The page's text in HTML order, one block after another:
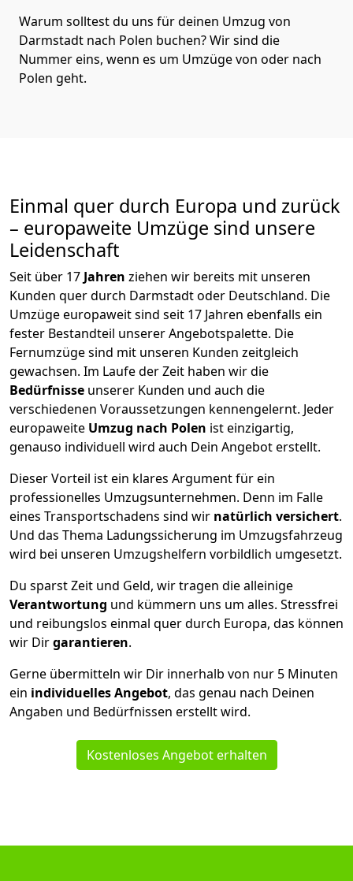
Warum solltest du uns für deinen Umzug von
Darmstadt nach Polen buchen? Wir sind die
Nummer eins, wenn es um Umzüge von oder nach
Polen geht.
Einmal quer durch Europa und zurück
– europaweite Umzüge sind unsere
Leidenschaft
Seit über 17 Jahren ziehen wir bereits mit unseren
Kunden quer durch Darmstadtoder Deutschland. Die
Umzüge europaweit sind seit 17 Jahren ebenfalls ein
fester Bestandteil unserer Angebotspalette. Die
Fernumzüge sind mit unseren Kunden zeitgleich
gewachsen. Im Laufe der Zeit haben wir die
Bedürfnisse unserer Kunden und auch die
verschiedenen Voraussetzungen kennengelernt. Jeder
europaweite Umzug nach Polen ist einzigartig,
genauso individuell wird auch Dein Angebot erstellt.
Dieser Vorteil ist ein klares Argument für ein
professionelles Umzugsunternehmen. Denn im Falle
eines Transportschadens sind wir natürlich versichert.
Und das Thema Ladungssicherung im Umzugsfahrzeug
wird bei unseren Umzugshelfern vorbildlich umgesetzt.
Du sparst Zeit und Geld, wir tragen die alleinige
Verantwortung und kümmern uns um alles. Stressfrei
und reibungslos einmal quer durch Europa, das können
wir Dirgarantieren.
Gerne übermitteln wir Dir innerhalb von nur 5 Minuten
ein individuelles Angebot, das genau nach Deinen
Angaben und Bedürfnissen erstellt wird.
Kostenloses Angebot erhalten